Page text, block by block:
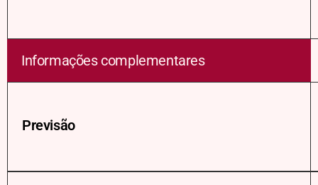
Informações complementares
Previsão